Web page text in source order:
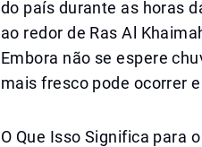
do país durante as horas
ao redor de Ras Al
Embora não se espere
mais fresco pode ocorrer
O Que Isso Significa para